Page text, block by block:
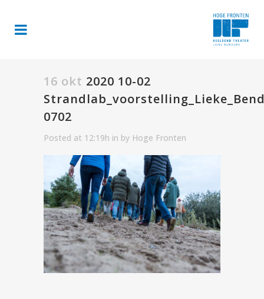
16 okt 2020 10-02
0702
Posted at 12:19h in by Hoge Fronten